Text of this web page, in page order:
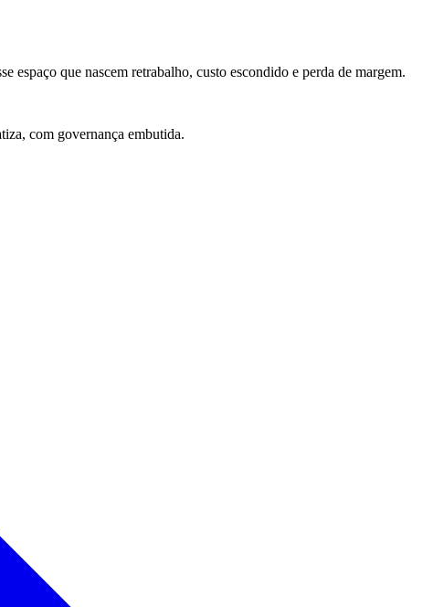
que nascem retrabalho, custo escondido e perda de margem.
com governança embutida.